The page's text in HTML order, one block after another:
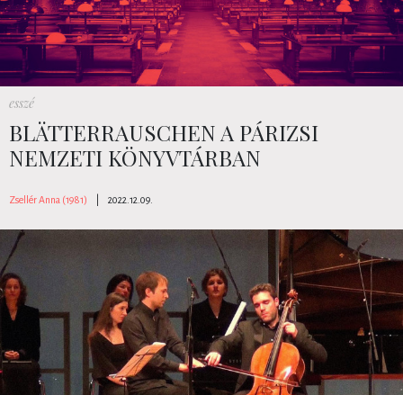
esszé
BLÄTTERRAUSCHEN A PÁRIZSI
NEMZETI KÖNYVTÁRBAN
Zsellér Anna (1981) 2022.12.09.